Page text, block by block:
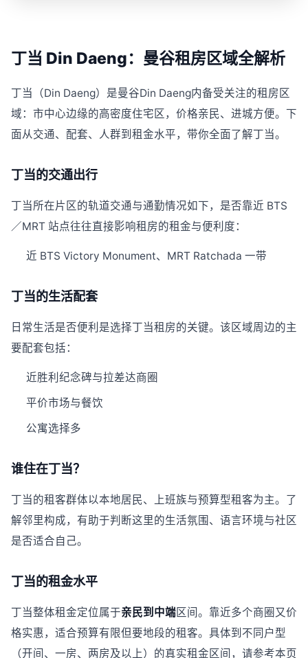
丁当 Din Daeng：曼谷租房区域全解析
丁当（Din Daeng）是曼谷Din Daeng内备受关注的租房区
域：市中心边缘的高密度住宅区，价格亲民、进城方便。下
面从交通、配套、人群到租金水平，带你全面了解丁当。
丁当的交通出行
丁当所在片区的轨道交通与通勤情况如下，是否靠近 BTS
／MRT 站点往往直接影响租房的租金与便利度：
近 BTS Victory Monument、MRT Ratchada 一带
丁当的生活配套
日常生活是否便利是选择丁当租房的关键。该区域周边的主
要配套包括：
近胜利纪念碑与拉差达商圈
平价市场与餐饮
公寓选择多
谁住在丁当？
丁当的租客群体以本地居民、上班族与预算型租客为主。了
解邻里构成，有助于判断这里的生活氛围、语言环境与社区
是否适合自己。
丁当的租金水平
丁当整体租金定位属于亲民到中端区间。靠近多个商圈又价
格实惠，适合预算有限但要地段的租客。具体到不同户型
（开间、一房、两房及以上）的真实租金区间，请参考本页